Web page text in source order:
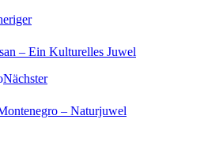
– Ein Kulturelles Juwel
Nächster
– Naturjuwel